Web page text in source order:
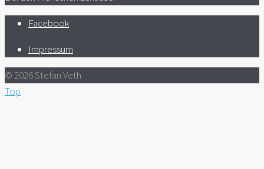
Facebook
Impressum
© 2026 Stefan Veth
Top